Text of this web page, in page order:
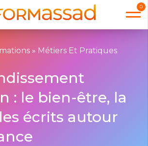
0
» Métiers Et Pratiques
: le bien-être, la
écrits autour